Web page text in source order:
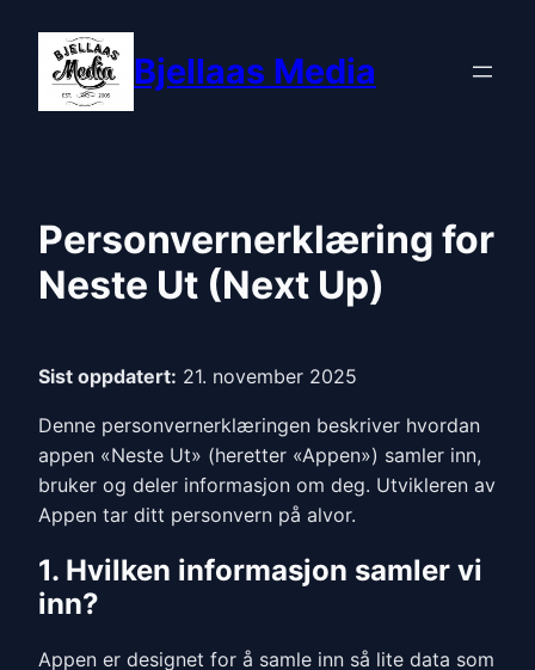
Bjellaas Media
Personvernerklæring for
Neste Ut (Next Up)
Sist oppdatert: 21. november 2025
Denne personvernerklæringen beskriver hvordan
appen «Neste Ut» (heretter «Appen») samler inn,
bruker og deler informasjon om deg. Utvikleren av
Appen tar ditt personvern på alvor.
1. Hvilken informasjon samler vi
inn?
Appen er designet for å samle inn så lite data som